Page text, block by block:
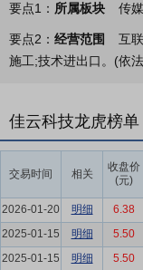
要点1： 所属板块 传
要点2： 经营范围
互
施工;技术进出口。(依
类广告主量身定制全
要点4： 美妆护肤业务
案。公司围绕“自然”“
互联网广告与营
值深耕”和“生态共生”
亿元，较上年增幅约为
佳云科技龙虎榜单
交易时间 相关
收盘价
(元)
2026-01-20
明细 6.38
2025-01-15
明细 5.50
2025-01-15
明细 5.50